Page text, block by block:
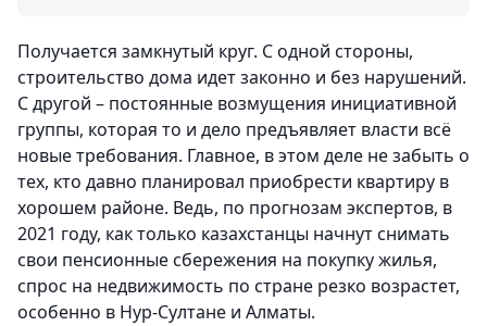
Получается замкнутый круг. С одной стороны,
строительство дома идет законно и без нарушений.
С другой – постоянные возмущения инициативной
группы, которая то и дело предъявляет власти всё
новые требования. Главное, в этом деле не забыть о
тех, кто давно планировал приобрести квартиру в
хорошем районе. Ведь, по прогнозам экспертов, в
2021 году, как только казахстанцы начнут снимать
свои пенсионные сбережения на покупку жилья,
спрос на недвижимость по стране резко возрастет,
особенно в Нур-Султане и Алматы.